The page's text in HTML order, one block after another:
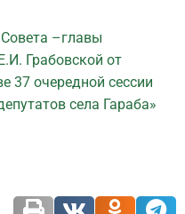
–главы
Грабовской от
37 очередной сессии
села Гараба»